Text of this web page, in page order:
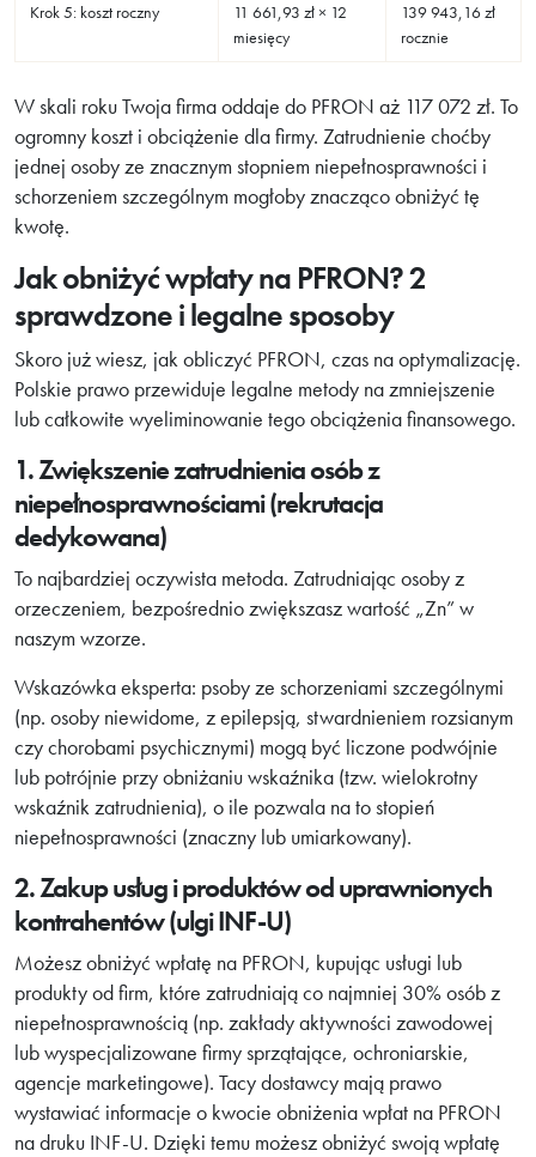
Krok 5: koszt roczny
11 661,93 zł × 12
miesięcy
139 943,16 zł
rocznie
W skali roku Twoja firma oddaje do PFRON aż 117 072 zł. To
ogromny koszt i obciążenie dla firmy. Zatrudnienie choćby
jednej osoby ze znacznym stopniem niepełnosprawności i
schorzeniem szczególnym mogłoby znacząco obniżyć tę
kwotę.
Jak obniżyć wpłaty na PFRON? 2
sprawdzone i legalne sposoby
Skoro już wiesz, jak obliczyć PFRON, czas na optymalizację.
Polskie prawo przewiduje legalne metody na zmniejszenie
lub całkowite wyeliminowanie tego obciążenia finansowego.
1. Zwiększenie zatrudnienia osób z
niepełnosprawnościami (rekrutacja
dedykowana)
To najbardziej oczywista metoda. Zatrudniając osoby z
orzeczeniem, bezpośrednio zwiększasz wartość „Zn” w
naszym wzorze.
Wskazówka eksperta: psoby ze schorzeniami szczególnymi
(np. osoby niewidome, z epilepsją, stwardnieniem rozsianym
czy chorobami psychicznymi) mogą być liczone podwójnie
lub potrójnie przy obniżaniu wskaźnika (tzw. wielokrotny
wskaźnik zatrudnienia), o ile pozwala na to stopień
niepełnosprawności (znaczny lub umiarkowany).
2. Zakup usług i produktów od uprawnionych
kontrahentów (ulgi INF-U)
Możesz obniżyć wpłatę na PFRON, kupując usługi lub
produkty od firm, które zatrudniają co najmniej 30% osób z
niepełnosprawnością (np. zakłady aktywności zawodowej
lub wyspecjalizowane firmy sprzątające, ochroniarskie,
agencje marketingowe). Tacy dostawcy mają prawo
wystawiać informacje o kwocie obniżenia wpłat na PFRON
na druku INF-U. Dzięki temu możesz obniżyć swoją wpłatę